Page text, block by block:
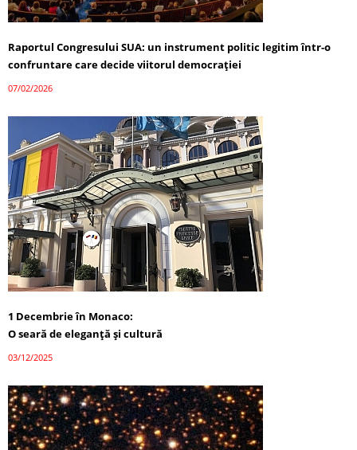
Raportul Congresului SUA: un instrument politic legitim într-o
confruntare care decide viitorul democrației
07/02/2026
1 Decembrie în Monaco:
O seară de eleganță și cultură
03/12/2025